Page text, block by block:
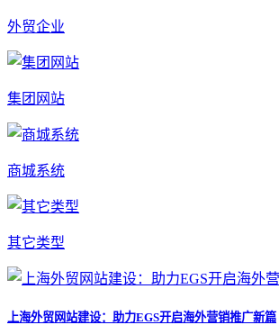
外贸企业
集团网站
商城系统
其它类型
上海外贸网站建设：助力EGS开启海外营销推广新篇